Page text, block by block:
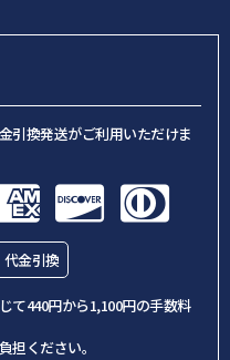
引換発送がご利用いただけま
代金引換
て440円から1,100円の手数料
ください。